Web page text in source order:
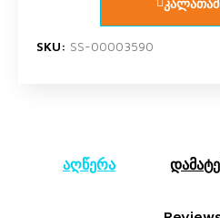
SKU: SS-00003590
აღწერა